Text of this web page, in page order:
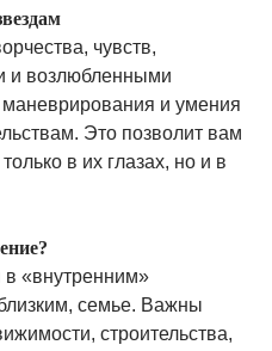
чувств,
и возлюбленными
маневрирования и умения
Это позволит вам
в их глазах, но и в
в «внутренним»
семье. Важны
строительства,